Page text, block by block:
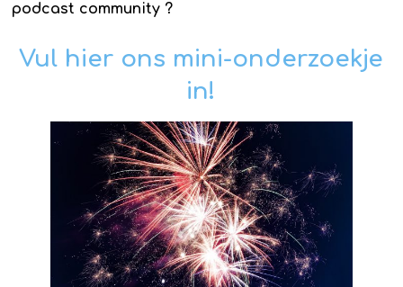
podcast community ?
Vul hier ons mini-onderzoekje
in!